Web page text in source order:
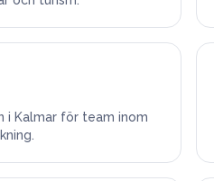
i Kalmar för team inom